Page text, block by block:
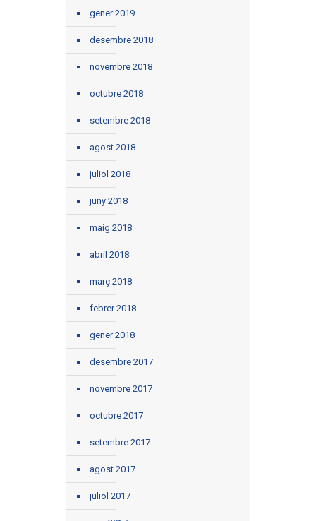
gener 2019
desembre 2018
novembre 2018
octubre 2018
setembre 2018
agost 2018
juliol 2018
juny 2018
maig 2018
abril 2018
març 2018
febrer 2018
gener 2018
desembre 2017
novembre 2017
octubre 2017
setembre 2017
agost 2017
juliol 2017